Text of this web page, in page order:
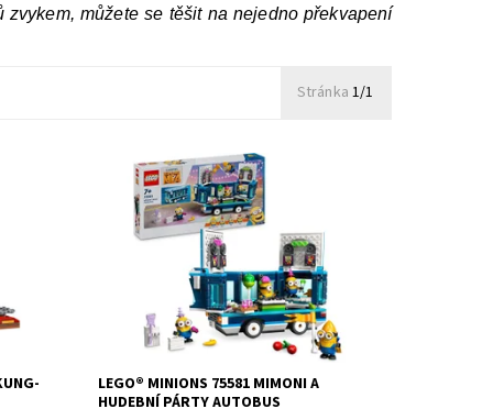
můžete se těšit na nejedno překvapení
Stránka 1/1
Otevřete autobus a vychutnejte si zábavu
s mimoni!
Dostupnost:
Skladem
2 ks
11811
LEGO
LEGO® MINIONS 75581 MIMONI A
HUDEBNÍ PÁRTY AUTOBUS